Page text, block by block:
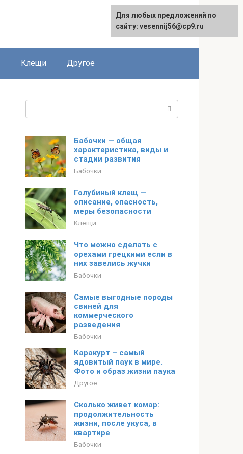
English
Клещи Другое
Бабочки — общая
характеристика, виды и
стадии развития
Бабочки
Голубиный клещ —
описание, опасность,
меры безопасности
Клещи
Что можно сделать с
орехами грецкими если в
них завелись жучки
Бабочки
Самые выгодные породы
свиней для
коммерческого
разведения
Бабочки
Каракурт – самый
ядовитый паук в мире.
Фото и образ жизни паука
Другое
Сколько живет комар:
продолжительность
жизни, после укуса, в
квартире
Бабочки
Для любых предложений по
сайту: vesennij56@cp9.ru